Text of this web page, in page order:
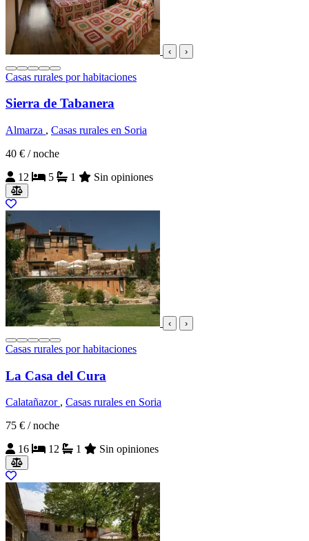
‹ ›
Casas rurales por habitaciones
Sierra de Tabanera
Almarza , Casas rurales en Soria
40 € / noche
12
5 1 Sin opiniones
‹ ›
Casas rurales por habitaciones
La Casa del Cura
Calatañazor , Casas rurales en Soria
75 € / noche
16
12 1 Sin opiniones